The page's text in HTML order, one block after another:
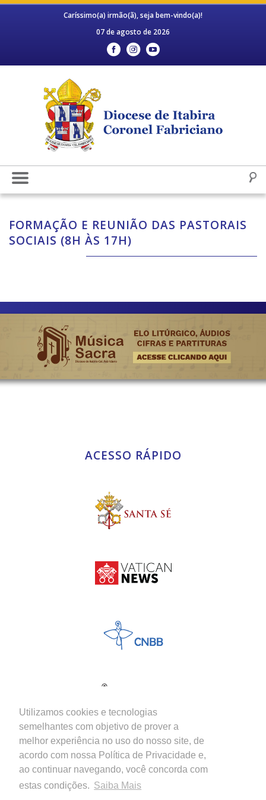
Utilizamos cookies e tecnologias
semelhantes com objetivo de prover a
melhor experiência no uso do nosso site, de
acordo com nossa Política de Privacidade e,
ao continuar navegando, você concorda com
estas condições. Saiba Mais
Caríssimo(a) irmão(ã), seja bem-vindo(a)!
07 de agosto de 2026
FORMAÇÃO E REUNIÃO DAS PASTORAIS
SOCIAIS (8H ÀS 17H)
ACESSO RÁPIDO